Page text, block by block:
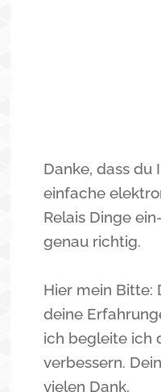
Danke, dass du
einfache
Relais Dinge
genau richtig.
Hier mein Bitte:
deine
ich begleite ich
verbessern.
vielen Dank.